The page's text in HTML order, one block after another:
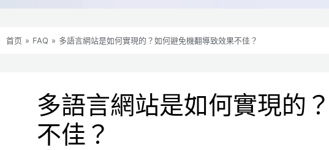
首页 » FAQ » 多語言網站是如何實現的？如何避免機翻導致效果不佳？
多語言網站是如何實現的
不佳？